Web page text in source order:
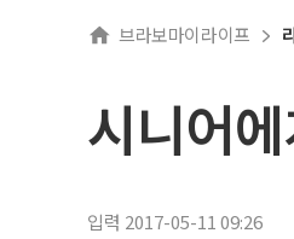
브라보마이라이프
시니어
입력 2017-05-11 09:26